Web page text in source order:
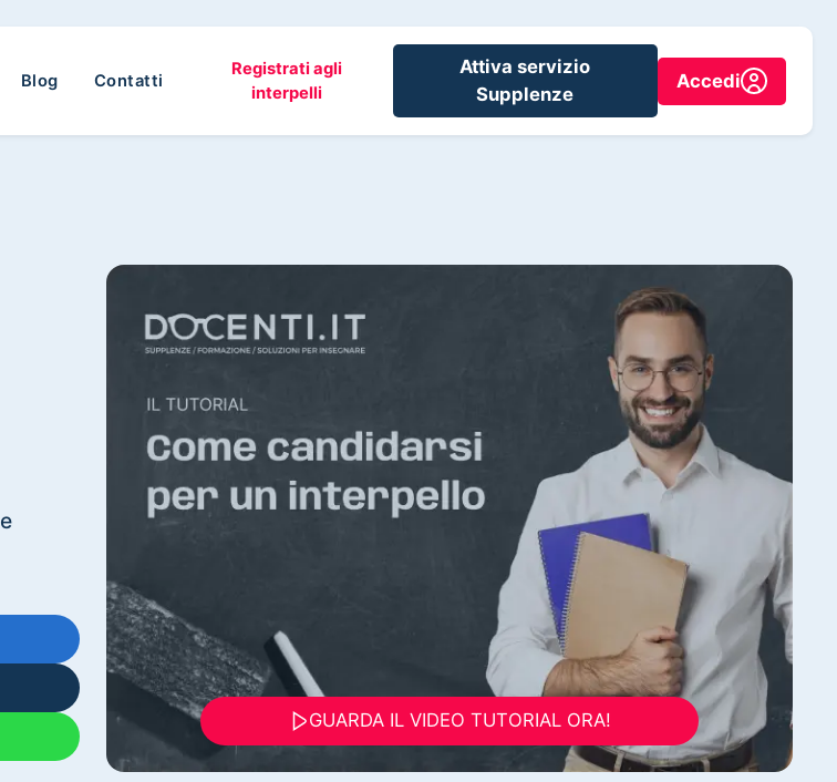
Blog Contatti
Registrati agli
interpelli
Attiva servizio
Supplenze
Accedi
GUARDA IL VIDEO TUTORIAL ORA!